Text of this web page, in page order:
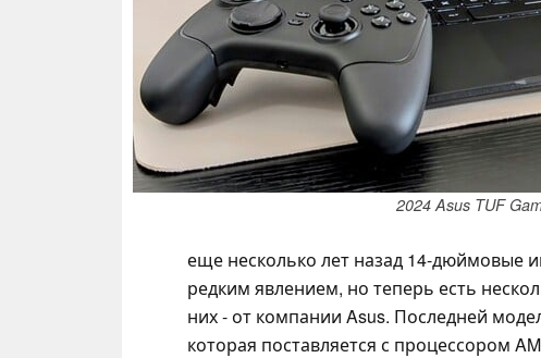
2024 Asus TUF
еще несколько лет назад 14-дюймовые
редким явлением, но теперь есть
них - от компании Asus. Последней
которая поставляется с процессором